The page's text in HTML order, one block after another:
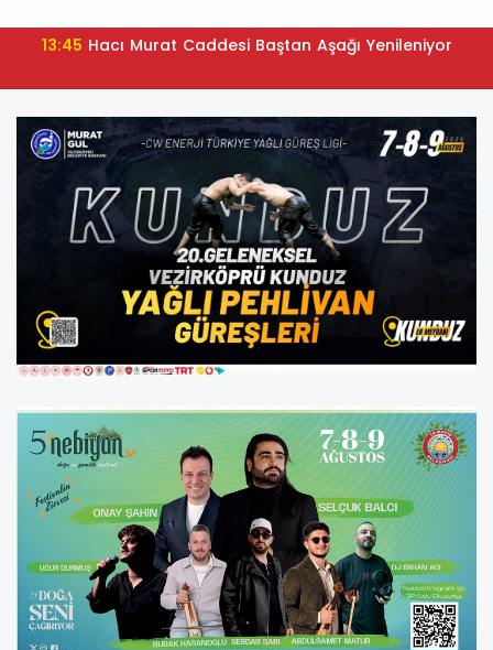
13:45 Hacı Murat Caddesi Baştan Aşağı Yenileniyor